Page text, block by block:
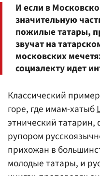
И если в
значительную
пожилые татары,
звучат на
московских
социалекту идет
Классический
горе, где имам-хатыб
этнический татарин,
рупором
прихожан в
молодые татары, и